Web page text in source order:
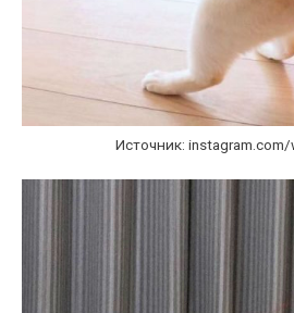
Источник: instagram.com/